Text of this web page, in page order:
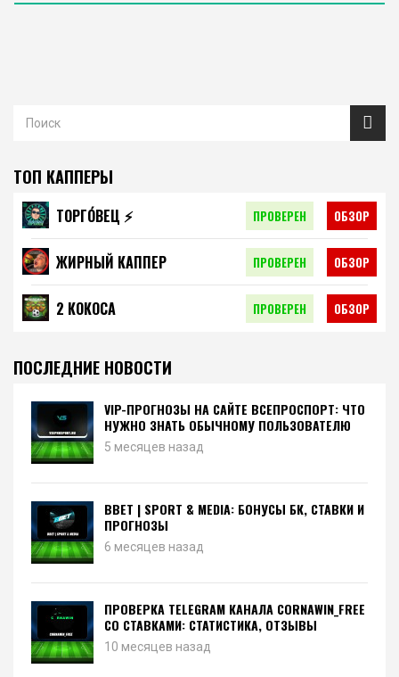
ТОП КАППЕРЫ
ТОРГО́ВЕЦ ⚡️ ПРОВЕРЕН ОБЗОР
ЖИРНЫЙ КАППЕР ПРОВЕРЕН ОБЗОР
2 КОКОСА ПРОВЕРЕН ОБЗОР
ПОСЛЕДНИЕ НОВОСТИ
VIP-ПРОГНОЗЫ НА САЙТЕ ВСЕПРОСПОРТ: ЧТО
НУЖНО ЗНАТЬ ОБЫЧНОМУ ПОЛЬЗОВАТЕЛЮ
5 месяцев назад
BBET | SPORT & MEDIA: БОНУСЫ БК, СТАВКИ И
ПРОГНОЗЫ
6 месяцев назад
ПРОВЕРКА TELEGRAM КАНАЛА CORNAWIN_FREE
СО СТАВКАМИ: СТАТИСТИКА, ОТЗЫВЫ
10 месяцев назад